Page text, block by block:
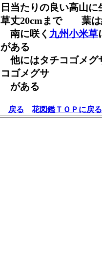
日当たりの良い高
草丈20cmまで 葉は
南に咲く 九州小米草
がある
他にはタチコゴメグ
コゴメグサ
がある
戻る 花図鑑ＴＯＰに戻る